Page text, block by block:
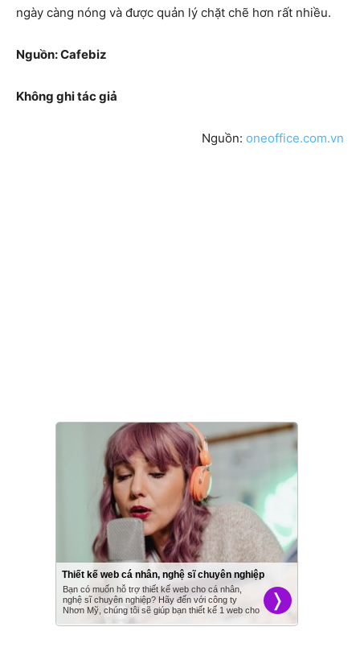
ngày càng nóng và được quản lý chặt chẽ hơn rất nhiều.
Nguồn: Cafebiz
Không ghi tác giả
Nguồn: oneoffice.com.vn